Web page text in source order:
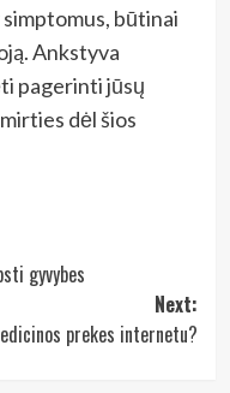
būtinai
Ankstyva
pagerinti jūsų
dėl šios
gyvybes
Next:
prekes internetu?